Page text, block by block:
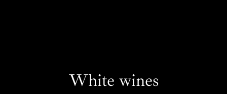
White wines